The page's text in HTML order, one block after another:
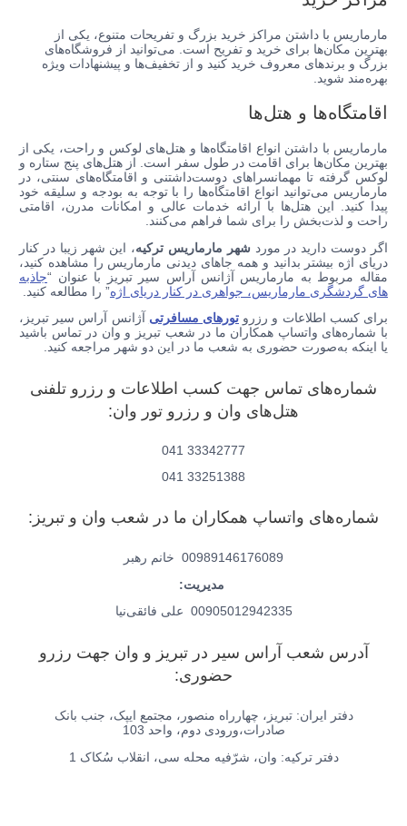
مارماریس با داشتن مراکز خرید بزرگ و تفریحات متنوع، یکی از
بهترین مکان‌ها برای خرید و تفریح است. می‌توانید از فروشگاه‌های
بزرگ و برندهای معروف خرید کنید و از تخفیف‌ها و پیشنهادات ویژه
بهره‌مند شوید.
اقامتگاه‌ها و هتل‌ها
مارماریس با داشتن انواع اقامتگاه‌ها و هتل‌های لوکس و راحت، یکی از
بهترین مکان‌ها برای اقامت در طول سفر است. از هتل‌های پنج ستاره و
لوکس گرفته تا مهمانسراهای دوست‌داشتنی و اقامتگاه‌های سنتی، در
مارماریس می‌توانید انواع اقامتگاه‌ها را با توجه به بودجه و سلیقه خود
پیدا کنید. این هتل‌ها با ارائه خدمات عالی و امکانات مدرن، اقامتی
راحت و لذت‌بخش را برای شما فراهم می‌کنند.
اگر دوست دارید در مورد شهر مارماریس ترکیه، این شهر زیبا در کنار
دریای اژه بیشتر بدانید و همه جاهای دیدنی مارماریس را مشاهده کنید،
مقاله مربوط به مارماریس آژانس آراس سیر تبریز با عنوان “جاذبه
های گردشگری مارماریس، جواهری در کنار دریای اژه” را مطالعه کنید.
برای کسب اطلاعات و رزرو تورهای مسافرتی آژانس آراس سیر تبریز،
با شماره‌های واتساپ همکاران ما در شعب تبریز و وان در تماس باشید
یا اینکه به‌صورت حضوری به شعب ما در این دو شهر مراجعه کنید.
شماره‌های تماس جهت کسب اطلاعات و رزرو تلفنی
هتل‌های وان و رزرو تور وان:
33342777 041
33251388 041
شماره‌های واتساپ همکاران ما در شعب وان و تبریز:
00989146176089 خانم رهبر
مدیریت:
00905012942335 علی فائقی‌نیا
آدرس شعب آراس سیر در تبریز و وان جهت رزرو
حضوری:
دفتر ایران: تبریز، چهارراه منصور، مجتمع ایپک، جنب بانک
صادرات،ورودی دوم، واحد 103
دفتر ترکیه: وان، شرّفیه محله سی، انقلاب سُکاک 1